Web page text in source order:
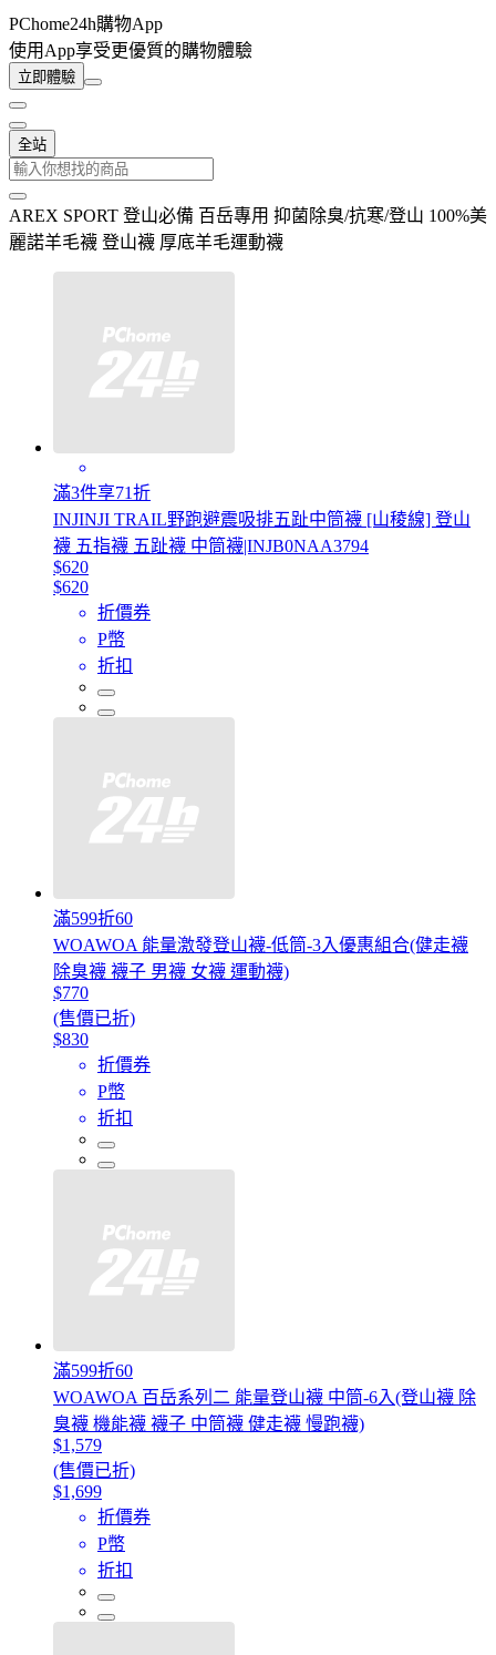
PChome24h購物App
使用App享受更優質的購物體驗
立即體驗
全站
AREX SPORT 登山必備 百岳專用 抑菌除臭/抗寒/登山 100%美
麗諾羊毛襪 登山襪 厚底羊毛運動襪
滿3件享71折
INJINJI TRAIL野跑避震吸排五趾中筒襪 [山稜線] 登山
襪 五指襪 五趾襪 中筒襪|INJB0NAA3794
$620
$620
折價券
P幣
折扣
滿599折60
WOAWOA 能量激發登山襪-低筒-3入優惠組合(健走襪
除臭襪 襪子 男襪 女襪 運動襪)
$770
(售價已折)
$830
折價券
P幣
折扣
滿599折60
WOAWOA 百岳系列二 能量登山襪 中筒-6入(登山襪 除
臭襪 機能襪 襪子 中筒襪 健走襪 慢跑襪)
$1,579
(售價已折)
$1,699
折價券
P幣
折扣